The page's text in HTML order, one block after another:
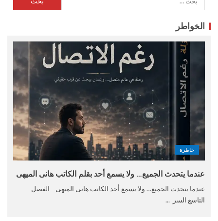
الخواطر
خاطرة
عندما يتحدث الجميع… ولا يسمع أحد بقلم الكاتب هانى الميهى
عندما يتحدث الجميع… ولا يسمع أحد الكاتب هانى الميهى الفصل
التاسع السر ...